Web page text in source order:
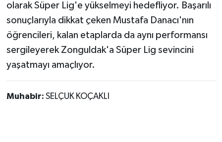
olarak Süper Lig'e yükselmeyi hedefliyor. Başarılı
sonuçlarıyla dikkat çeken Mustafa Danacı'nın
öğrencileri, kalan etaplarda da aynı performansı
sergileyerek Zonguldak'a Süper Lig sevincini
yaşatmayı amaçlıyor.
Muhabir: SELÇUK KOÇAKLI
Ulusal
Yaşam